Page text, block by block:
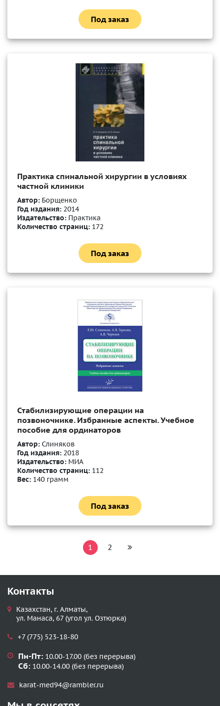
Под заказ
Практика спинальной хирургии в условиях
частной клиники
Автор: Борщенко
Год издания: 2014
Издательство: Практика
Количество страниц: 172
Под заказ
Стабилизирующие операции на
позвоночнике. Избранные аспекты. Учебное
пособие для ординаторов
Автор: Слиняков
Год издания: 2018
Издательство: МИА
Количество страниц: 112
Вес: 140 грамм
Под заказ
1 2
Контакты
Казахстан, г. Алматы,
ул. Манаса, 67 (угол ул. Озтюрка)
+7 (775) 523-18-80
Пн-Пт: 10.00-17.00 (без перерыва)
Сб: 10.00-14.00 (без перерыва)
karat-med94@rambler.ru